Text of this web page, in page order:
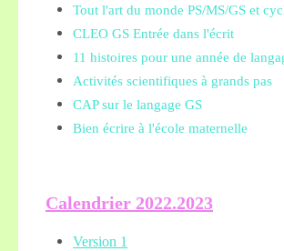
Tout l'art du monde PS/MS/GS et
CLEO GS Entrée dans l'écrit
11 histoires pour une année de
Activités scientifiques à grands pas
CAP sur le langage GS
Bien écrire à l'école maternelle
Calendrier 2022.2023
Version 1